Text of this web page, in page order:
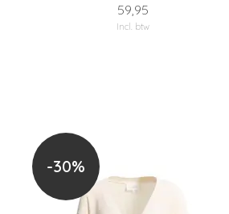
59,95
Incl. btw
-30%